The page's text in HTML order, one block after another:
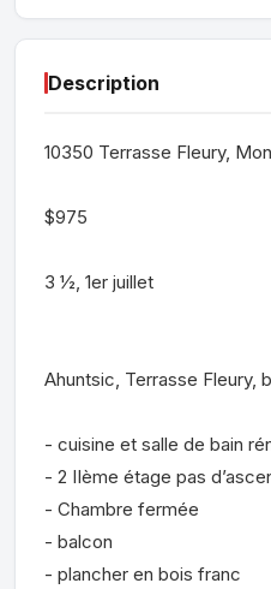
Description
10350 Terrasse Fleury,
$975
3 ½, 1er juillet
Ahuntsic, Terrasse Fleury,
- cuisine et salle de bain
- 2 IIème étage pas
- Chambre fermée
- balcon
- plancher en bois franc